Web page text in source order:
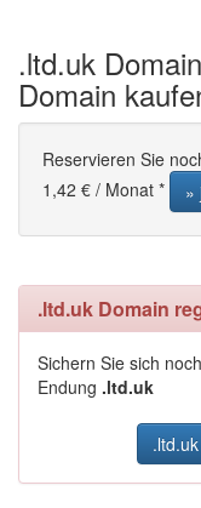
.ltd.uk
Domain
Reservieren Sie
1,42 € / Monat *
»
.ltd.uk Domain
Sichern Sie sich
Endung .ltd.uk